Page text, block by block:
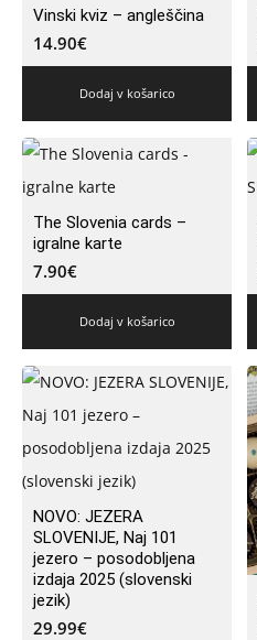
Vinski kviz – angleščina
14.90€
Dodaj v košarico
The Slovenia cards –
igralne karte
7.90€
Dodaj v košarico
NOVO: JEZERA
SLOVENIJE, Naj 101
jezero – posodobljena
izdaja 2025 (slovenski
jezik)
29.99€